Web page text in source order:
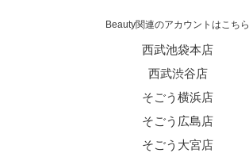
Beauty関連のアカウントはこちら
西武池袋本店
西武渋谷店
そごう横浜店
そごう広島店
そごう大宮店